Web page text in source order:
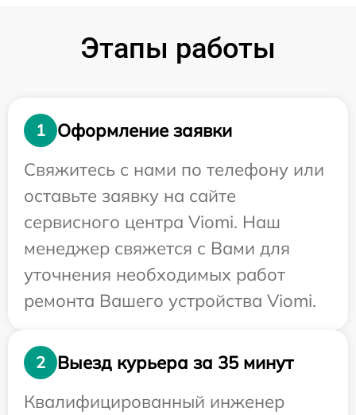
Этапы работы
1
Оформление заявки
Свяжитесь с нами по телефону или
оставьте заявку на сайте
сервисного центра Viomi. Наш
менеджер свяжется с Вами для
уточнения необходимых работ
ремонта Вашего устройства Viomi.
2
Выезд курьера за 35 минут
Квалифицированный инженер